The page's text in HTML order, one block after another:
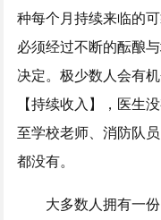
种每个月持续来临的
必须经过不断的酝酿
决定。极少数人会有
【持续收入】，医生
至学校老师、消防队
都没有。
大多数人拥有一